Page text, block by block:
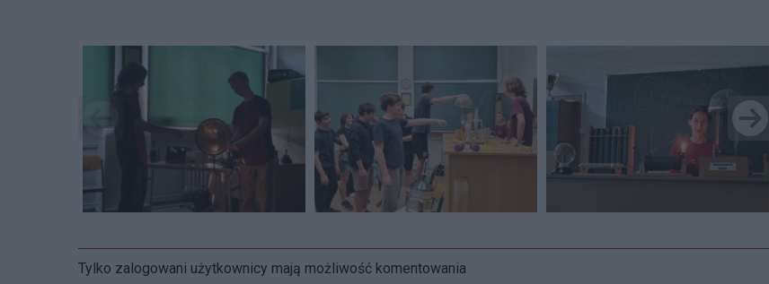
Tylko zalogowani użytkownicy mają możliwość komentowania